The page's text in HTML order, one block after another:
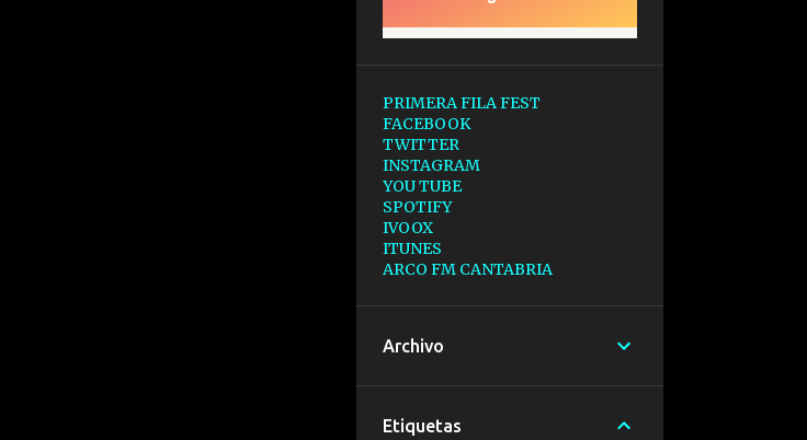
PRIMERA FILA FEST
FACEBOOK
TWITTER
INSTAGRAM
YOU TUBE
SPOTIFY
IVOOX
ITUNES
ARCO FM CANTABRIA
Archivo
Etiquetas